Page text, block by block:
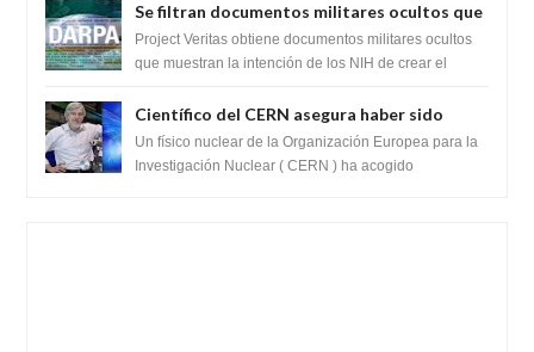
Se filtran documentos militares ocultos que
muestran la intención de los NIH de crear el
SARS-CoV-2, utilizando la investigación de
Project Veritas obtiene documentos militares ocultos
que muestran la intención de los NIH de crear el
Científico del CERN asegura haber sido
ayudado por seres de luz durante una
prueba del Colisionador de Hadrones
Un físico nuclear de la Organización Europea para la
Investigación Nuclear ( CERN ) ha acogido